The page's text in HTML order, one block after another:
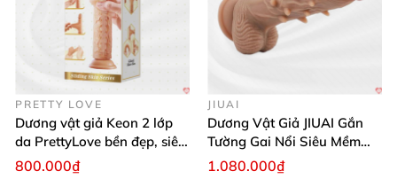
PRETTY LOVE
Dương vật giả Keon 2 lớp
da PrettyLove bền đẹp, siêu
mềm mại
800.000₫
JIUAI
Dương Vật Giả JIUAI Gắn
Tường Gai Nổi Siêu Mềm
Thoải Mái Mua Ngay
1.080.000₫